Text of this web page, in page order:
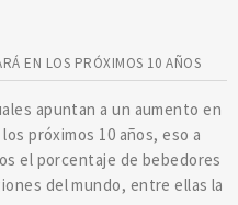
EN LOS PRÓXIMOS 10 AÑOS
apuntan a un aumento en
próximos 10 años, eso a
el porcentaje de bebedores
del mundo, entre ellas la